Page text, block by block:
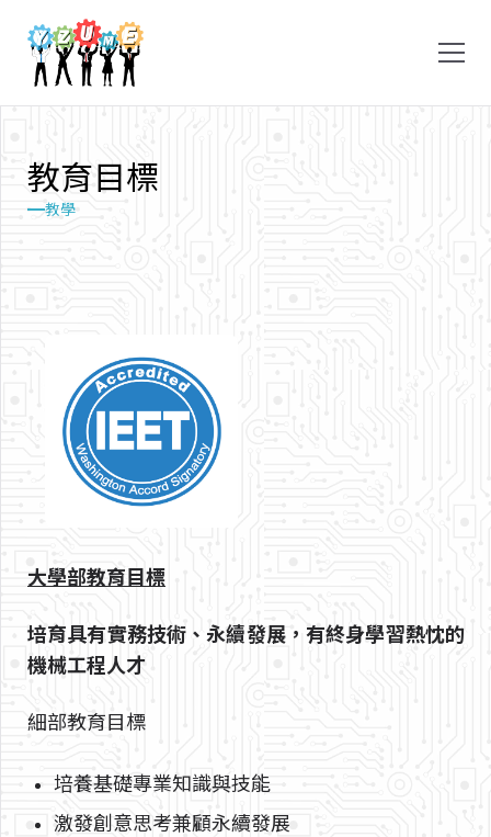
教學
教育 目 標
大學部教育目標
培育具有實務技術、永續發展，有終身學習熱忱的
機械工程人才
細部教育目標
培養基礎專業知識與技能
激發創意思考兼顧永續發展